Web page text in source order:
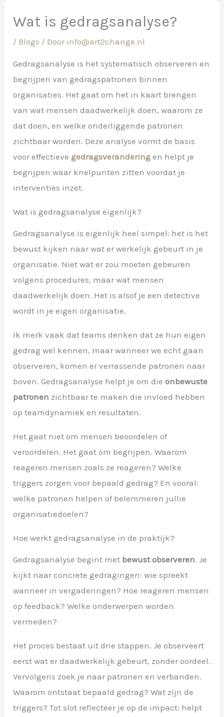
Wat is gedragsanalyse?
/ Blogs / Door info@art2change.nl
Gedragsanalyse is het systematisch observeren en
begrijpen van gedragspatronen binnen
organisaties. Het gaat om het in kaart brengen
van wat mensen daadwerkelijk doen, waarom ze
dat doen, en welke onderliggende patronen
zichtbaar worden. Deze analyse vormt de basis
voor effectieve gedragsverandering en helpt je
begrijpen waar knelpunten zitten voordat je
interventies inzet.
Wat is gedragsanalyse eigenlijk?
Gedragsanalyse is eigenlijk heel simpel: het is het
bewust kijken naar wat er werkelijk gebeurt in je
organisatie. Niet wat er zou moeten gebeuren
volgens procedures, maar wat mensen
daadwerkelijk doen. Het is alsof je een detective
wordt in je eigen organisatie.
Ik merk vaak dat teams denken dat ze hun eigen
gedrag wel kennen, maar wanneer we echt gaan
observeren, komen er verrassende patronen naar
boven. Gedragsanalyse helpt je om dieonbewuste
patronen zichtbaar te maken die invloed hebben
op teamdynamiek en resultaten.
Het gaat niet om mensen beoordelen of
veroordelen. Het gaat om begrijpen. Waarom
reageren mensen zoals ze reageren? Welke
triggers zorgen voor bepaald gedrag? En vooral:
welke patronen helpen of belemmeren jullie
organisatiedoelen?
Hoe werkt gedragsanalyse in de praktijk?
Gedragsanalyse begint met bewust observeren. Je
kijkt naar concrete gedragingen: wie spreekt
wanneer in vergaderingen? Hoe reageren mensen
op feedback? Welke onderwerpen worden
vermeden?
Het proces bestaat uit drie stappen. Je observeert
eerst wat er daadwerkelijk gebeurt, zonder oordeel.
Vervolgens zoek je naar patronen en verbanden.
Waarom ontstaat bepaald gedrag? Wat zijn de
triggers? Tot slot reflecteer je op de impact: helpt